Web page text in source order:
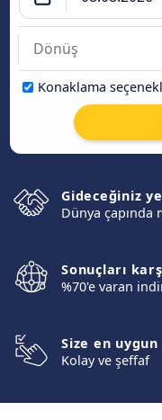
Konaklama
Gideceğiniz
Dünya çapında
Sonuçları
%70'e varan
Size en
Kolay ve şeffaf